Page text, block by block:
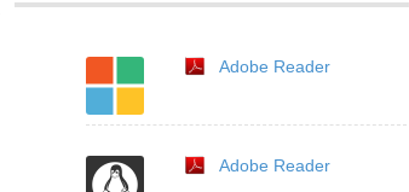
Adobe Reader
Adobe Reader